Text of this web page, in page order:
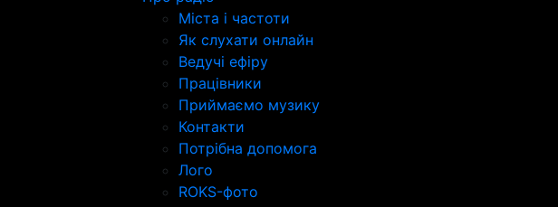
Міста і частоти
Як слухати онлайн
Ведучі ефіру
Працівники
Приймаємо музику
Контакти
Потрібна допомога
Лого
ROKS-фото